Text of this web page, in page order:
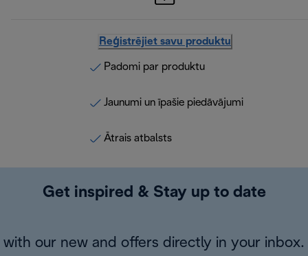
Reģistrējiet savu produktu
Padomi par produktu
Jaunumi un īpašie piedāvājumi
Ātrais atbalsts
Get inspired & Stay up to date
with our new and offers directly in your inbox.